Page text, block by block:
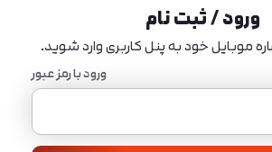
ورود / ثبت نام
موبایل خود به پنل کاربری وارد شوید.
ورود با رمز عبور